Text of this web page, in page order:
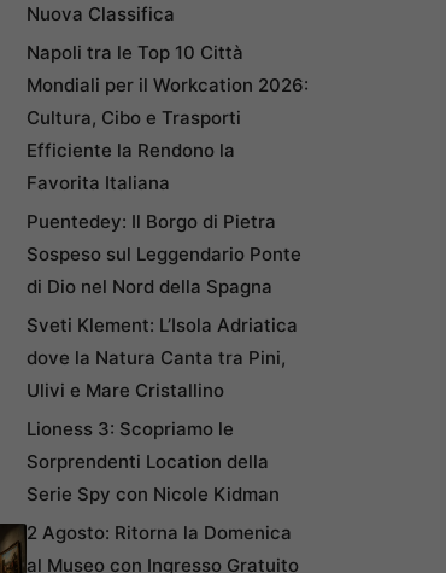
Nuova Classifica
Napoli tra le Top 10 Città
Mondiali per il Workcation 2026:
Cultura, Cibo e Trasporti
Efficiente la Rendono la
Favorita Italiana
Puentedey: Il Borgo di Pietra
Sospeso sul Leggendario Ponte
di Dio nel Nord della Spagna
Sveti Klement: L’Isola Adriatica
dove la Natura Canta tra Pini,
Ulivi e Mare Cristallino
Lioness 3: Scopriamo le
Sorprendenti Location della
Serie Spy con Nicole Kidman
2 Agosto: Ritorna la Domenica
al Museo con Ingresso Gratuito